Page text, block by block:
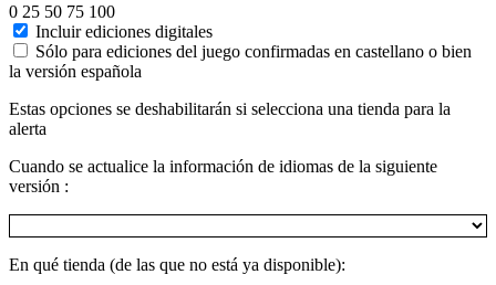
0 25 50 75 100
Incluir ediciones digitales
Sólo para ediciones del juego confirmadas en castellano o bien
la versión española
Estas opciones se deshabilitarán si selecciona una tienda para la
alerta
Cuando se actualice la información de idiomas de la siguiente
versión :
En qué tienda (de las que no está ya disponible):